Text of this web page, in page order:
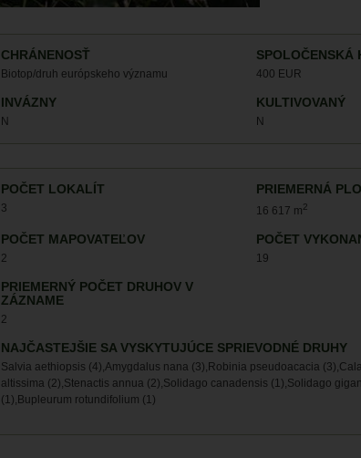
CHRÁNENOSŤ
Biotop/druh európskeho významu
SPOLOČENSKÁ
400 EUR
INVÁZNY
N
KULTIVOVANÝ
N
POČET LOKALÍT
3
PRIEMERNÁ
16 617 m2
POČET MAPOVATEĽOV
2
POČET
19
PRIEMERNÝ POČET DRUHOV V
ZÁZNAME
2
NAJČASTEJŠIE SA VYSKYTUJÚCE SPRIEVODNÉ DRUHY
Salvia aethiopsis (4),Amygdalus nana (3),Robinia pseudoacacia
altissima (2),Stenactis annua (2),Solidago canadensis (1),Solidago
(1),Bupleurum rotundifolium (1)